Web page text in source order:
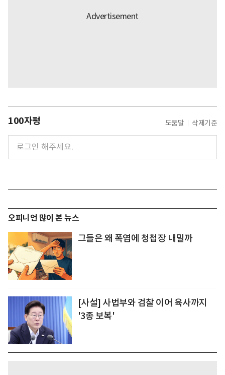
100자평 도움말 삭제기준
오피니언 많이 본 뉴스
그들은 왜 폭염에 청첩장 내밀까
[사설] 사법부와 검찰 이어 육사까지
'3종 보복'